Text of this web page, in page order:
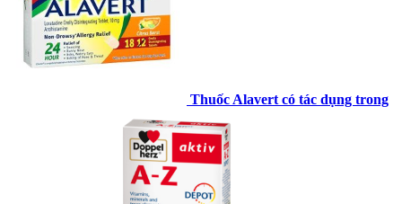
Thuốc Alavert có tác dụng trong